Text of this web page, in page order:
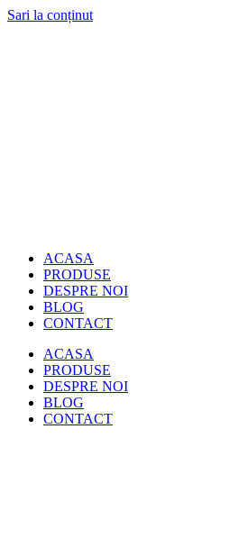
Sari la conținut
ACASA
PRODUSE
DESPRE NOI
BLOG
CONTACT
ACASA
PRODUSE
DESPRE NOI
BLOG
CONTACT